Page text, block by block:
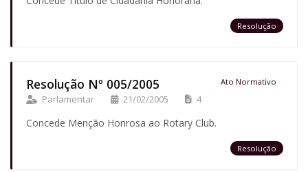
Resolução
Resolução Nº 005/2005 Ato Normativo
Parlamentar 21/02/2005 4
Concede Menção Honrosa ao Rotary Club.
Resolução